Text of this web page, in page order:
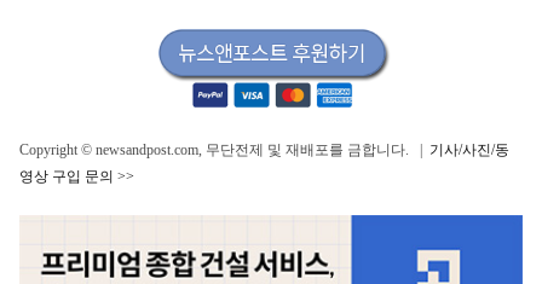
Copyright © newsandpost.com, 무단전제 및 재배포를 금합니다. | 기사/사진/동
영상 구입 문의 >>